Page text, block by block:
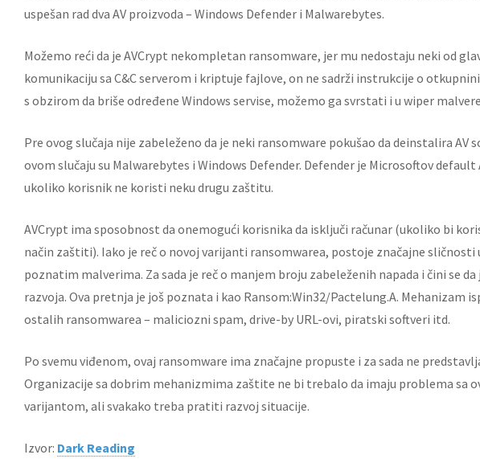
uspešan rad dva AV proizvoda – Windows Defender i Malwarebytes.
Možemo reći da je AVCrypt nekompletan ransomware, jer mu nedostaju neki od
komunikaciju sa C&C serverom i kriptuje fajlove, on ne sadrži instrukcije o
s obzirom da briše određene Windows servise, možemo ga svrstati i u wiper
Pre ovog slučaja nije zabeleženo da je neki ransomware pokušao da deinstalira AV
ovom slučaju su Malwarebytes i Windows Defender. Defender je Microsoftov
ukoliko korisnik ne koristi neku drugu zaštitu.
AVCrypt ima sposobnost da onemogući korisnika da isključi računar (ukoliko bi
način zaštiti). Iako je reč o novoj varijanti ransomwarea, postoje značajne sličnosti
poznatim malverima. Za sada je reč o manjem broju zabeleženih napada i čini se
razvoja. Ova pretnja je još poznata i kao Ransom:Win32/Pactelung.A. Mehanizam
ostalih ransomwarea – maliciozni spam, drive-by URL-ovi, piratski softveri itd.
Po svemu viđenom, ovaj ransomware ima značajne propuste i za sada ne
Organizacije sa dobrim mehanizmima zaštite ne bi trebalo da imaju problema sa
varijantom, ali svakako treba pratiti razvoj situacije.
Izvor: Dark Reading